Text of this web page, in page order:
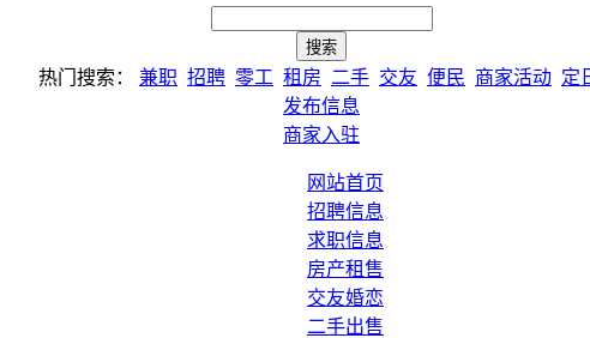
热门搜索： 兼职 招聘 零工 租房 二手 交友 便民 商家活动 定
发布信息
商家入驻
网站首页
招聘信息
求职信息
房产租售
交友婚恋
二手出售